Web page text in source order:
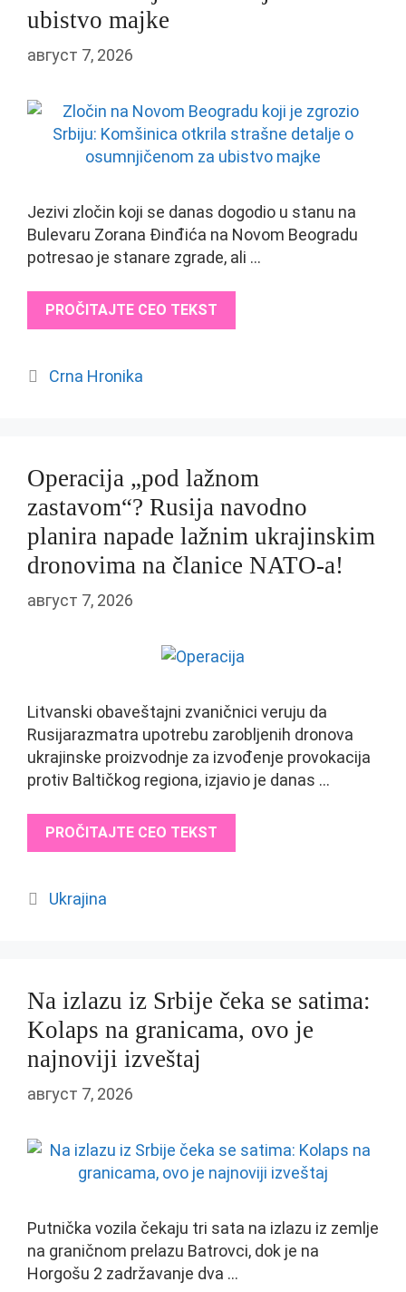
ubistvo majke
август 7, 2026
Jezivi zločin koji se danas dogodio u stanu na
Bulevaru Zorana Đinđića na Novom Beogradu
potresao je stanare zgrade, ali …
PROČITAJTE CEO TEKST
Categories
Crna Hronika
Operacija „pod lažnom
zastavom“? Rusija navodno
planira napade lažnim ukrajinskim
dronovima na članice NATO-a!
август 7, 2026
Litvanski obaveštajni zvaničnici veruju da
Rusijarazmatra upotrebu zarobljenih dronova
ukrajinske proizvodnje za izvođenje provokacija
protiv Baltičkog regiona, izjavio je danas …
PROČITAJTE CEO TEKST
Categories
Ukrajina
Na izlazu iz Srbije čeka se satima:
Kolaps na granicama, ovo je
najnoviji izveštaj
август 7, 2026
Putnička vozila čekaju tri sata na izlazu iz zemlje
na graničnom prelazu Batrovci, dok je na
Horgošu 2 zadržavanje dva …